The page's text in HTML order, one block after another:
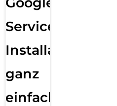
Services
Installation
ganz
einfach